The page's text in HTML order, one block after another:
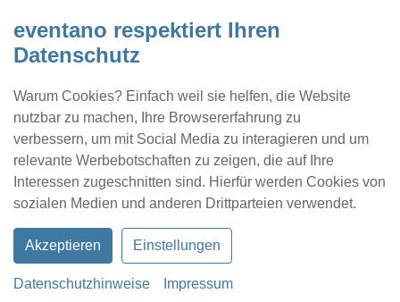
eventano respektiert Ihren
Datenschutz
Warum Cookies? Einfach weil sie helfen, die Website
nutzbar zu machen, Ihre Browsererfahrung zu
verbessern, um mit Social Media zu interagieren und um
relevante Werbebotschaften zu zeigen, die auf Ihre
Interessen zugeschnitten sind. Hierfür werden Cookies von
sozialen Medien und anderen Drittparteien verwendet.
Akzeptieren Einstellungen
Datenschutzhinweise Impressum
Kontakt Location eintragen Profil